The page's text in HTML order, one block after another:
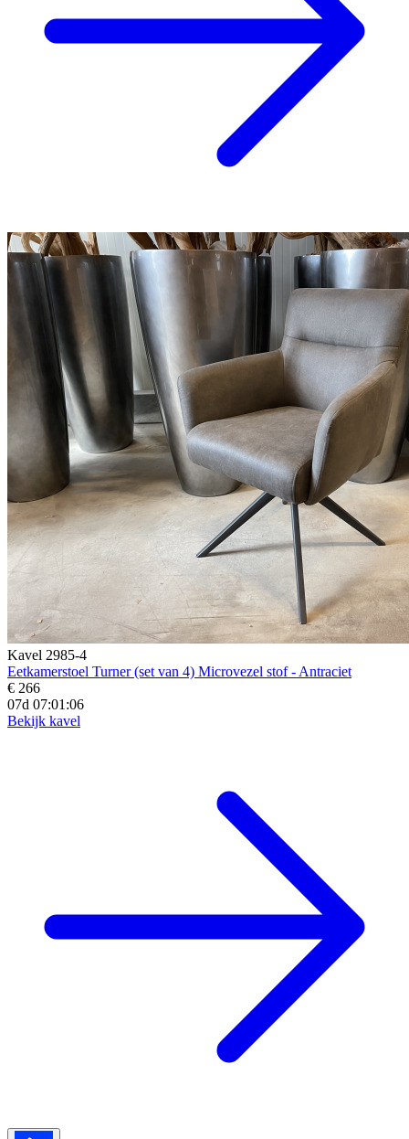
Kavel 2985-4
Eetkamerstoel Turner (set van 4) Microvezel stof - Antraciet
€ 266
07d 07:01:04
Bekijk kavel